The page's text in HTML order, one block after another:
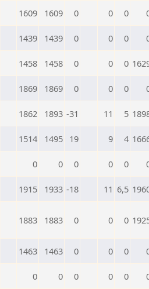
1609 1609 0 0 0
1439 1439 0 0 0
1458 1458 0 0 0
1869 1869 0 0 0
1862 1893 -31 11 5
1514 1495 19 9 4
0 0 0 0 0
1915 1933 -18 11 6,5
1883 1883 0 0 0
1463 1463 0 0 0
0 0 0 0 0